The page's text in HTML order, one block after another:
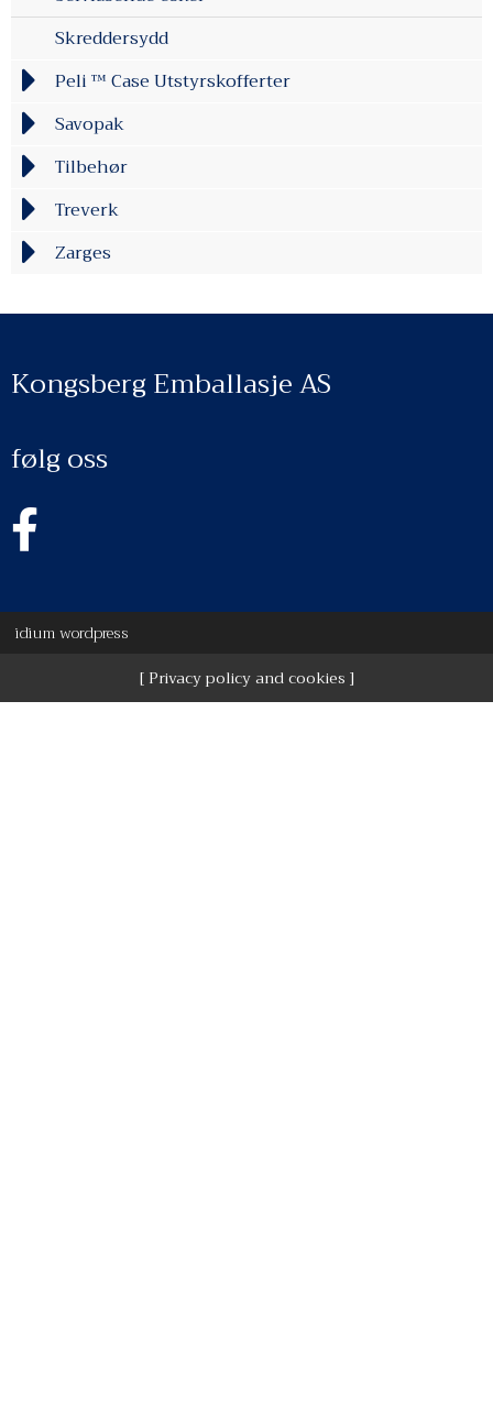
Skreddersydd
Peli ™ Case Utstyrskofferter
Savopak
Tilbehør
Treverk
Zarges
Kongsberg Emballasje AS
følg oss
idiumwordpress
Privacy policy and cookies